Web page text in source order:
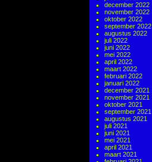
december 2022
november 2022
oktober 2022
september 2022
augustus 2022
juli 2022
juni 2022
mei 2022
april 2022
maart 2022
februari 2022
januari 2022
december 2021
november 2021
oktober 2021
september 2021
augustus 2021
juli 2021
juni 2021
mei 2021
april 2021
maart 2021